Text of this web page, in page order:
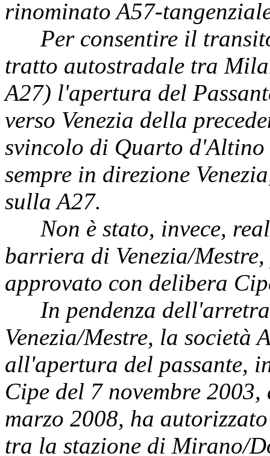
rinominato A57-
Per consentire il
tratto autostradale tra
A27) l'apertura del
verso Venezia della
svincolo di Quarto
sempre in direzione
sulla A27.
Non è stato, invece,
barriera di Venezia/
approvato con delibera
In pendenza
Venezia/Mestre, la società
all'apertura del passante,
Cipe del 7 novembre
marzo 2008, ha
tra la stazione di Mirano/